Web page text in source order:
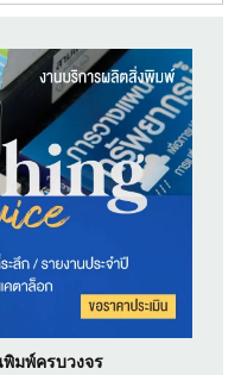
มพ์ครบวงจร